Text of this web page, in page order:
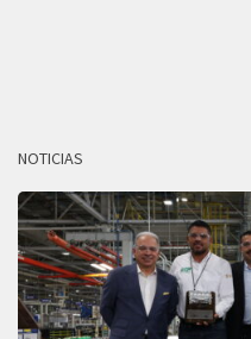
NOTICIAS